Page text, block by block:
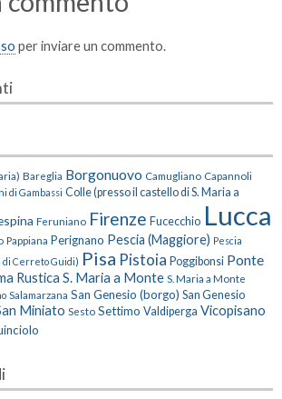
per inviare un commento.
Bareglia Borgonuovo Camugliano Capannoli
di Gambassi Colle (presso il castello di S. Maria a
Feruniano Firenze Fucecchio Lucca
Pappiana Perignano Pescia (Maggiore) Pescia
Cerreto Guidi) Pisa Pistoia Poggibonsi Ponte
Rustica S. Maria a Monte S. Maria a Monte
Salamarzana San Genesio (borgo) San Genesio
Miniato Sesto Settimo Valdiperga Vicopisano